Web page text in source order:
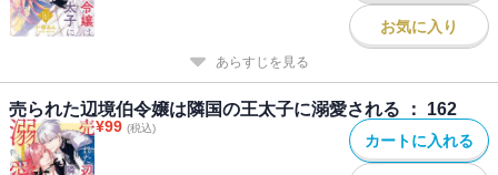
お気に入り
あらすじを見る
売られた辺境伯令嬢は隣国の王太子に溺愛される ： 162
¥99 (税込)
カートに入れる